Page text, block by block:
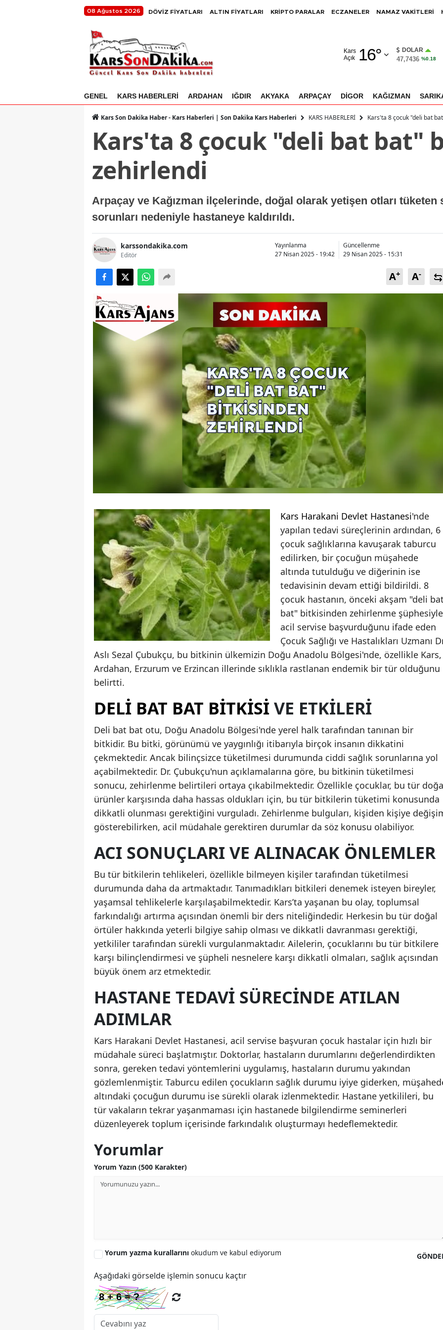
08 Ağustos 2026 DÖVİZ FİYATLARI ALTIN FİYATLARI KRİPTO PARALAR ECZANELER NAMAZ VAKİTLERİ
Kars
Açık
16°
Adıyaman
Ankara
Antalya
Bilecik
Bingöl
Bolu
Bursa
Çanakkale
Çankırı
Çorum
Denizli
Diyarbakır
Edirne
Elazığ
Erzincan
Erzurum
Eskişehir
Gaziantep
Giresun
Gümüşhane
Hakkari
Hatay
Isparta
İstanbul
Kastamonu
Kayseri
Kırklareli
Kırşehir
Konya
Malatya
Manisa
Kahramanmaraş
Mardin
Muş
Niğde
Rize
Sakarya
Samsun
DOLAR
47,7436 %0.18
GENEL KARS HABERLERİ ARDAHAN IĞDIR AKYAKA ARPAÇAY DİGOR KAĞIZMAN
Kars Son Dakika Haber - Kars Haberleri | Son Dakika Kars Haberleri KARS HABERLERİ Kars'ta 8 çocuk "deli bat
Kars'ta 8 çocuk "deli bat bat"
zehirlendi
Arpaçay ve Kağızman ilçelerinde, doğal olarak yetişen otları tüketen
sorunları nedeniyle hastaneye kaldırıldı.
karssondakika.com
Editör
Yayınlanma
27 Nisan 2025 - 19:42
Güncellenme
29 Nisan 2025 - 15:31
A+ A-
Kars Harakani Devlet Hastanesi'nde
yapılan tedavi süreçlerinin ardından, 6
çocuk sağlıklarına kavuşarak taburcu
edilirken, bir çocuğun müşahede
altında tutulduğu ve diğerinin ise
tedavisinin devam ettiği bildirildi. 8
çocuk hastanın, önceki akşam "deli
bat" bitkisinden zehirlenme şüphesiyle
acil servise başvurduğunu ifade eden
Çocuk Sağlığı ve Hastalıkları Uzmanı
Aslı Sezal Çubukçu, bu bitkinin ülkemizin Doğu Anadolu Bölgesi'nde, özellikle Kars,
Ardahan, Erzurum ve Erzincan illerinde sıklıkla rastlanan endemik bir tür olduğunu
belirtti.
DELI BAT BAT BITKISIVE ETKILERI
Deli bat bat otu, Doğu Anadolu Bölgesi'nde yerel halk tarafından tanınan bir
bitkidir. Bu bitki, görünümü ve yaygınlığı itibarıyla birçok insanın dikkatini
çekmektedir. Ancak bilinçsizce tüketilmesi durumunda ciddi sağlık sorunlarına yol
açabilmektedir. Dr. Çubukçu'nun açıklamalarına göre, bu bitkinin tüketilmesi
sonucu, zehirlenme belirtileri ortaya çıkabilmektedir. Özellikle çocuklar, bu tür
ürünler karşısında daha hassas oldukları için, bu tür bitkilerin tüketimi konusunda
dikkatli olunması gerektiğini vurguladı. Zehirlenme bulguları, kişiden kişiye
gösterebilirken, acil müdahale gerektiren durumlar da söz konusu olabiliyor.
ACI SONUÇLARI VE ALINACAK ÖNLEMLER
Bu tür bitkilerin tehlikeleri, özellikle bilmeyen kişiler tarafından tüketilmesi
durumunda daha da artmaktadır. Tanımadıkları bitkileri denemek isteyen bireyler,
yaşamsal tehlikelerle karşılaşabilmektedir. Kars’ta yaşanan bu olay, toplumsal
farkındalığı artırma açısından önemli bir ders niteliğindedir. Herkesin bu tür doğal
örtüler hakkında yeterli bilgiye sahip olması ve dikkatli davranması gerektiği,
yetkililer tarafından sürekli vurgulanmaktadır. Ailelerin, çocuklarını bu tür bitkilere
karşı bilinçlendirmesi ve şüpheli nesnelere karşı dikkatli olmaları, sağlık açısından
büyük önem arz etmektedir.
HASTANE TEDAVI SÜRECINDE ATILAN
ADIMLAR
Kars Harakani Devlet Hastanesi, acil servise başvuran çocuk hastalar için hızlı bir
müdahale süreci başlatmıştır. Doktorlar, hastaların durumlarını değerlendirdikten
sonra, gereken tedavi yöntemlerini uygulamış, hastaların durumu yakından
gözlemlenmiştir. Taburcu edilen çocukların sağlık durumu iyiye giderken,
altındaki çocuğun durumu ise sürekli olarak izlenmektedir. Hastane yetkilileri, bu
tür vakaların tekrar yaşanmaması için hastanede bilgilendirme seminerleri
düzenleyerek toplum içerisinde farkındalık oluşturmayı hedeflemektedir.
Yorumlar
Yorum Yazın (500 Karakter)
Yorum yazma kurallarını okudum ve kabul ediyorum
Aşağıdaki görselde işlemin sonucu kaçtır